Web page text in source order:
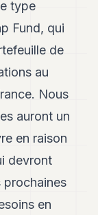
type
Fund, qui
de
au
Nous
auront un
en raison
devront
prochaines
en